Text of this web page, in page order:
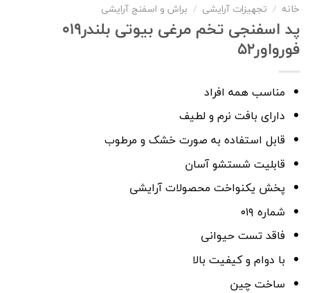
خانه / تجهیزات آرایشی / براش و اسفنج آرایشی
پد اسفنجی تخم مرغی بیوتی بلندر۰۱۹
فورواور۵۲
مناسب همه افراد
دارای بافت نرم و لطیف
قابل استفاده به صورت خشک و مرطوب
قابلیت شستشو آسان
پخش یکنواخت محصولات آرایشی
شماره ۰۱۹
فاقد تست حیوانی
با دوام و کیفیت بالا
ساخت چین